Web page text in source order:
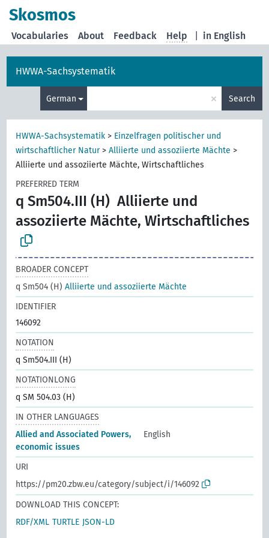
Skosmos
in English
Vocabularies About Feedback Help
HWWA-Sachsystematik
German × Search
HWWA-Sachsystematik > Einzelfragen politischer und
wirtschaftlicher Natur>Alliierte und assoziierte Mächte >
Alliierte und assoziierte Mächte, Wirtschaftliches
PREFERRED TERM
q Sm504.III (H) Alliierte und
assoziierte Mächte, Wirtschaftliches
BROADER CONCEPT
q Sm504 (H)Alliierte und assoziierte Mächte
IDENTIFIER
146092
NOTATION
q Sm504.III (H)
NOTATIONLONG
q SM 504.03 (H)
IN OTHER LANGUAGES
Allied and Associated Powers,
economic issues
English
URI
https://pm20.zbw.eu/category/subject/i/146092
DOWNLOAD THIS CONCEPT:
RDF/XML TURTLE JSON-LD